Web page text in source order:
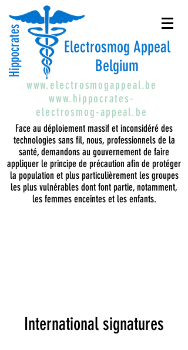
Hippocrates
Electrosmog Appeal
Belgium
www.electrosmogappeal.be
www.hippocrates-
electrosmog-appeal.be
Face au déploiement massif et inconsidéré des
technologies sans fil, nous, professionnels de la
santé, demandons au gouvernement de faire
appliquer le principe de précaution afin de protéger
la population et plus particulièrement les groupes
les plus vulnérables dont font partie, notamment,
les femmes enceintes et les enfants.
International signatures